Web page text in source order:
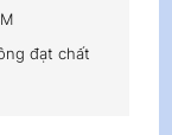
đạt chất